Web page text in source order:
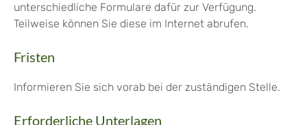
unterschiedliche Formulare dafür zur Verfügung.
Teilweise können Sie diese im Internet abrufen.
Fristen
Informieren Sie sich vorab bei der zuständigen Stelle.
Erforderliche Unterlagen